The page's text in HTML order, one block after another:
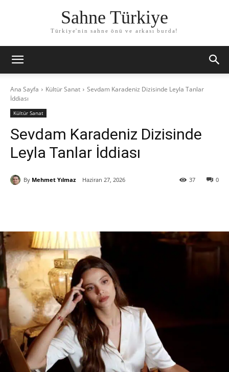
Sahne Türkiye
Türkiye'nin sahne önü ve arkası burda!
Ana Sayfa Kültür Sanat
Sevdam Karadeniz Dizisinde Leyla Tanlar
İddiası
Kültür Sanat
Sevdam Karadeniz Dizisinde
Leyla Tanlar İddiası
By Mehmet Yılmaz Haziran 27, 2026 0
37